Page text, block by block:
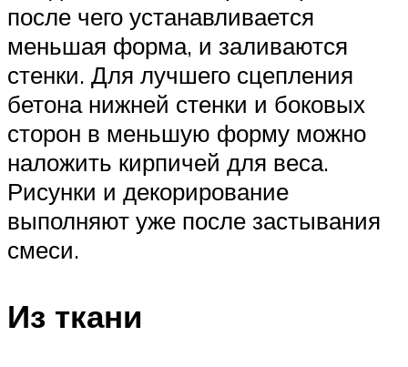
после чего устанавливается
меньшая форма, и заливаются
стенки. Для лучшего сцепления
бетона нижней стенки и боковых
сторон в меньшую форму можно
наложить кирпичей для веса.
Рисунки и декорирование
выполняют уже после застывания
смеси.
Из ткани